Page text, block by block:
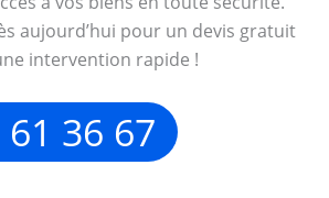
aujourd’hui pour un devis gratuit
intervention rapide !
36 67